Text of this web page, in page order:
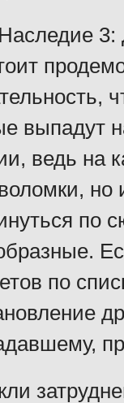
3:
выпадут
ведь на
по
по